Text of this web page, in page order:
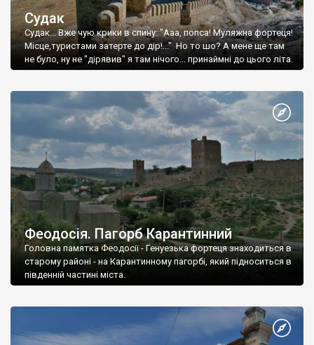
Судак
Судак... Вже чую крики в спину: "Ааа, попса! Муляжна фортеця!
Місце,туристами затерте до дір!..." Но то шо? А мене ще там
не було, ну не "дірявив" я там нічого... принаймні до цього літа.
Феодосія. Пагорб Карантинний
Головна памятка Феодосії - Генуезька фортеця знаходиться в
старому районі - на Карантинному пагорбі, який підноситься в
південній частині міста.